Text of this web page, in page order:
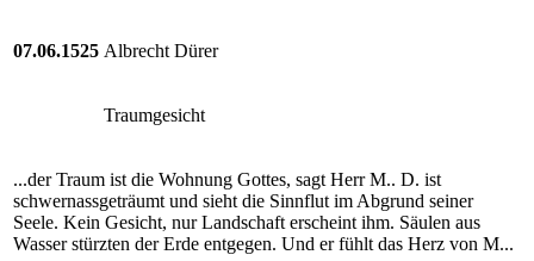
07.06.1525 Albrecht Dürer
Traumgesicht
...der Traum ist die Wohnung Gottes, sagt Herr M.. D. ist
schwernassgeträumt und sieht die Sinnflut im Abgrund seiner
Seele. Kein Gesicht, nur Landschaft erscheint ihm. Säulen aus
Wasser stürzten der Erde entgegen. Und er fühlt das Herz von M...